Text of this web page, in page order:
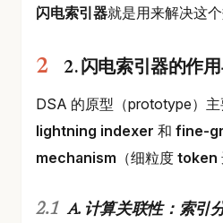
闪电索引器就是用来解决这
2. 闪电索引器的作
DSA 的原型（prototype）主
lightning indexer 和 fine-
mechanism （细粒度 token
A. 计算关联性：索引分